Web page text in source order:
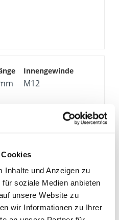
Inhalte und Anzeigen zu
soziale Medien anbieten
unsere Website zu
wir Informationen zu Ihrer
geeignet,
geringere Gesamtkosten
robuster und
ISO 1461 für zuverlässigen
hohe Beständigkeit im
M12